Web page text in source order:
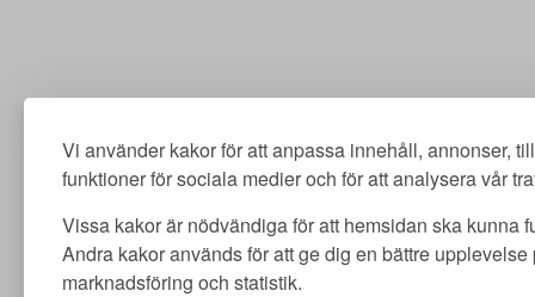
Vi använder kakor för att anpassa innehåll, annonser,
funktioner för sociala medier och för att analysera vår
Vissa kakor är nödvändiga för att hemsidan ska kunna
Andra kakor används för att ge dig en bättre
marknadsföring och statistik.